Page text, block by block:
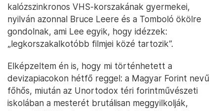
kalózszinkronos VHS-korszakának gyermekei,
nyilván azonnal Bruce Leere és a Tomboló ökölre
gondolnak, ami Lee egyik, hogy idézzek:
„legkorszakalkotóbb filmjei közé tartozik”.
Elképzeltem én is, hogy mi történhetett a
devizapiacokon hétfő reggel: a Magyar Forint nevű
főhős, miután az Unortodox téri forintművészeti
iskolában a mesterét brutálisan meggyilkolják,